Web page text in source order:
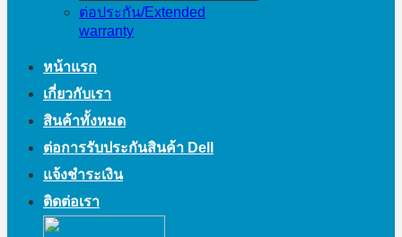
ต่อประกัน/Extended
warranty
หน้าแรก
เกี่ยวกับเรา
สินค้าทั้งหมด
ต่อการรับประกันสินค้า Dell
แจ้งชำระเงิน
ติดต่อเรา